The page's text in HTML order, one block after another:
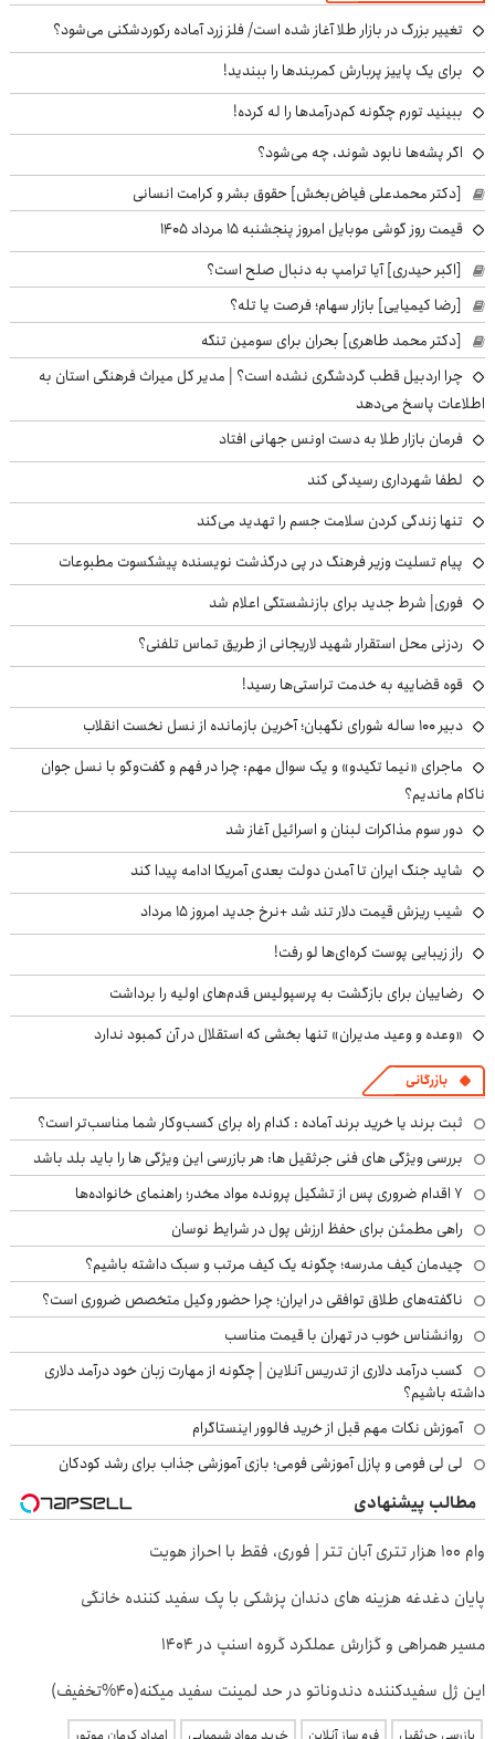
تغییر بزرگ در بازار طلا آغاز شده است/ فلز زرد آماده رکوردشکنی می‌شود؟
برای یک پاییز پربارش کمربندها را ببندید!
ببینید تورم چگونه کم‌درآمدها را له کرده!
اگر پشه‌ها نابود شوند، چه می‌شود؟
[دکتر محمدعلی فیاض‌بخش] حقوق بشر و کرامت انسانی
قیمت روز گوشی موبایل امروز پنجشنبه ۱۵ مرداد ۱۴۰۵
[اکبر حیدری] آیا ترامپ به دنبال صلح است؟
[رضا کیمیایی] بازار سهام؛ فرصت یا تله؟
[دکتر محمد طاهری] بحران برای سومین تنگه
چرا اردبیل قطب گردشگری نشده است؟ | مدیر کل میراث فرهنگی استان به
اطلاعات پاسخ می‌دهد
فرمان بازار طلا به دست اونس جهانی افتاد
لطفا شهرداری رسیدگی کند
تنها زندگی کردن سلامت جسم را تهدید می‌کند
پیام تسلیت وزیر فرهنگ در پی درگذشت نویسنده پیشکسوت مطبوعات
فوری| شرط جدید برای بازنشستگی اعلام شد
ردزنی محل استقرار شهید لاریجانی از طریق تماس تلفنی؟
قوه قضاییه به خدمت تراستی‌ها رسید!
دبیر ۱۰۰ ساله شورای نگهبان؛ آخرین بازمانده از نسل نخست انقلاب
ماجرای «نیما تکیدو» و یک سوال مهم: چرا در فهم و گفت‌وگو با نسل جوان
ناکام ماندیم؟
دور سوم مذاکرات لبنان و اسرائیل آغاز شد
شاید جنگ ایران تا آمدن دولت بعدی آمریکا ادامه پیدا کند
شیب ریزش قیمت دلار تند شد +نرخ جدید امروز ۱۵ مرداد
راز زیبایی پوست کره‌ای‌ها لو رفت!
رضاییان برای بازگشت به پرسپولیس قدم‌های اولیه را برداشت
«وعده و وعید مدیران» تنها بخشی که استقلال در آن کمبود ندارد
بازرگانی
ثبت برند یا خرید برند آماده : کدام راه برای کسب‌وکار شما مناسب‌تر است؟
بررسی ویژگی های فنی جرثقیل ها: هر بازرسی این ویژگی ها را باید بلد باشد
۷ اقدام ضروری پس از تشکیل پرونده مواد مخدر؛ راهنمای خانواده‌ها
راهی مطمئن برای حفظ ارزش پول در شرایط نوسان
چیدمان کیف مدرسه؛ چگونه یک کیف مرتب و سبک داشته باشیم؟
ناگفته‌های طلاق توافقی در ایران؛ چرا حضور وکیل متخصص ضروری است؟
روانشناس خوب در تهران با قیمت مناسب
کسب درآمد دلاری از تدریس آنلاین | چگونه از مهارت زبان خود درآمد دلاری
داشته باشیم؟
آموزش نکات مهم قبل از خرید فالوور اینستاگرام
لی لی فومی و پازل آموزشی فومی؛ بازی آموزشی جذاب برای رشد کودکان
مطالب پیشنهادی
وام 100 هزار تتری آبان تتر | فوری، فقط با احراز هویت
پایان دغدغه هزینه های دندان پزشکی با پک سفید کننده خانگی
مسیر همراهی و گزارش عملکرد گروه اسنپ در ۱۴۰۴
این ژل سفیدکننده دندوناتو در حد لمینت سفید میکنه(40%تخفیف)